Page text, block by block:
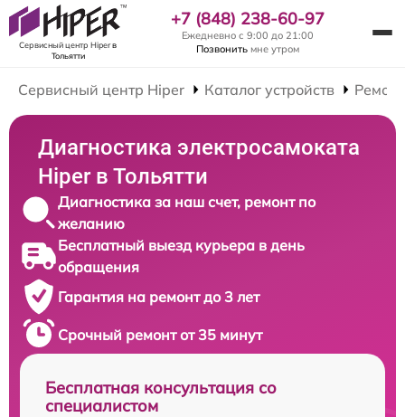
Сервисный центр Hiperв
Тольятти
+7 (848) 238-60-97
Ежедневно с 9:00 до 21:00
Позвонить мне утром
Сервисный центр Hiper Каталог устройств
Диагностика электросамоката
Hiper в Тольятти
Диагностика за наш счет, ремонт по
желанию
Бесплатный выезд курьера в день
обращения
Гарантия на ремонт до 3 лет
Срочный ремонт от 35 минут
Бесплатная консультация со
специалистом